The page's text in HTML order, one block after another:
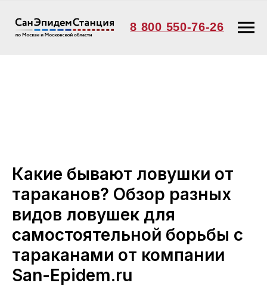
8 800 550-76-26
Какие бывают ловушки от
тараканов? Обзор разных
видов ловушек для
самостоятельной борьбы с
тараканами от компании
San-Epidem.ru